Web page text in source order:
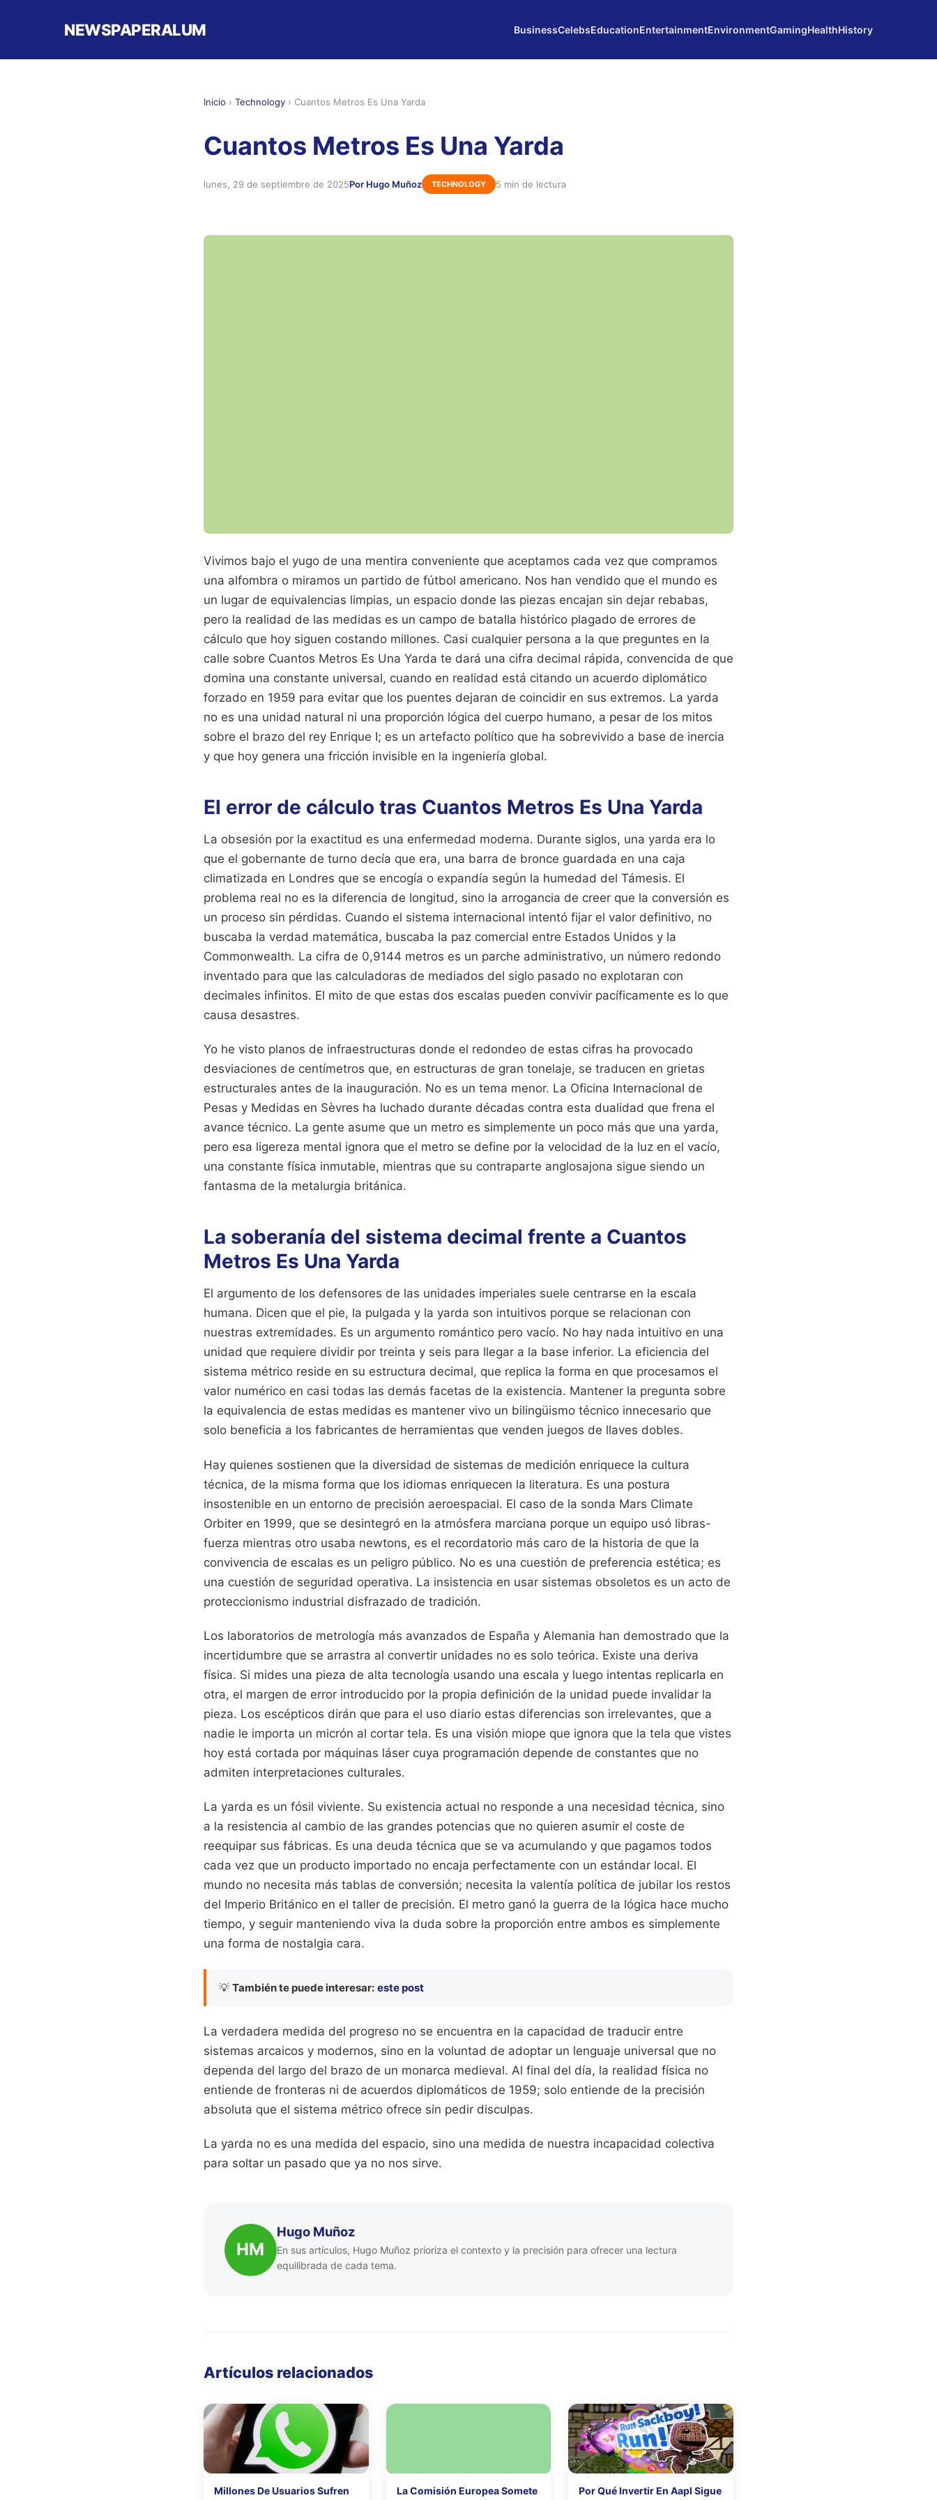
NEWSPAPERALUM BusinessCelebsEducationEntertainmentEnvironmentGamingHealthHistory
Inicio › Technology › Cuantos Metros Es Una Yarda
Cuantos Metros Es Una Yarda
lunes, 29 de septiembre de 2025Por Hugo Muñoz TECHNOLOGY 5 min de lectura
Vivimos bajo el yugo de una mentira conveniente que aceptamos cada vez que compramos
una alfombra o miramos un partido de fútbol americano. Nos han vendido que el mundo es
un lugar de equivalencias limpias, un espacio donde las piezas encajan sin dejar rebabas,
pero la realidad de las medidas es un campo de batalla histórico plagado de errores de
cálculo que hoy siguen costando millones. Casi cualquier persona a la que preguntes en la
calle sobre Cuantos Metros Es Una Yarda te dará una cifra decimal rápida, convencida de que
domina una constante universal, cuando en realidad está citando un acuerdo diplomático
forzado en 1959 para evitar que los puentes dejaran de coincidir en sus extremos. La yarda
no es una unidad natural ni una proporción lógica del cuerpo humano, a pesar de los mitos
sobre el brazo del rey Enrique I; es un artefacto político que ha sobrevivido a base de inercia
y que hoy genera una fricción invisible en la ingeniería global.
El error de cálculo tras Cuantos Metros Es Una Yarda
La obsesión por la exactitud es una enfermedad moderna. Durante siglos, una yarda era lo
que el gobernante de turno decía que era, una barra de bronce guardada en una caja
climatizada en Londres que se encogía o expandía según la humedad del Támesis. El
problema real no es la diferencia de longitud, sino la arrogancia de creer que la conversión es
un proceso sin pérdidas. Cuando el sistema internacional intentó fijar el valor definitivo, no
buscaba la verdad matemática, buscaba la paz comercial entre Estados Unidos y la
Commonwealth. La cifra de 0,9144 metros es un parche administrativo, un número redondo
inventado para que las calculadoras de mediados del siglo pasado no explotaran con
decimales infinitos. El mito de que estas dos escalas pueden convivir pacíficamente es lo que
causa desastres.
Yo he visto planos de infraestructuras donde el redondeo de estas cifras ha provocado
desviaciones de centímetros que, en estructuras de gran tonelaje, se traducen en grietas
estructurales antes de la inauguración. No es un tema menor. La Oficina Internacional de
Pesas y Medidas en Sèvres ha luchado durante décadas contra esta dualidad que frena el
avance técnico. La gente asume que un metro es simplemente un poco más que una yarda,
pero esa ligereza mental ignora que el metro se define por la velocidad de la luz en el vacío,
una constante física inmutable, mientras que su contraparte anglosajona sigue siendo un
fantasma de la metalurgia británica.
La soberanía del sistema decimal frente a Cuantos
Metros Es Una Yarda
El argumento de los defensores de las unidades imperiales suele centrarse en la escala
humana. Dicen que el pie, la pulgada y la yarda son intuitivos porque se relacionan con
nuestras extremidades. Es un argumento romántico pero vacío. No hay nada intuitivo en una
unidad que requiere dividir por treinta y seis para llegar a la base inferior. La eficiencia del
sistema métrico reside en su estructura decimal, que replica la forma en que procesamos el
valor numérico en casi todas las demás facetas de la existencia. Mantener la pregunta sobre
la equivalencia de estas medidas es mantener vivo un bilingüismo técnico innecesario que
solo beneficia a los fabricantes de herramientas que venden juegos de llaves dobles.
Hay quienes sostienen que la diversidad de sistemas de medición enriquece la cultura
técnica, de la misma forma que los idiomas enriquecen la literatura. Es una postura
insostenible en un entorno de precisión aeroespacial. El caso de la sonda Mars Climate
Orbiter en 1999, que se desintegró en la atmósfera marciana porque un equipo usó libras-
fuerza mientras otro usaba newtons, es el recordatorio más caro de la historia de que la
convivencia de escalas es un peligro público. No es una cuestión de preferencia estética; es
una cuestión de seguridad operativa. La insistencia en usar sistemas obsoletos es un acto de
proteccionismo industrial disfrazado de tradición.
Los laboratorios de metrología más avanzados de España y Alemania han demostrado que la
incertidumbre que se arrastra al convertir unidades no es solo teórica. Existe una deriva
física. Si mides una pieza de alta tecnología usando una escala y luego intentas replicarla en
otra, el margen de error introducido por la propia definición de la unidad puede invalidar la
pieza. Los escépticos dirán que para el uso diario estas diferencias son irrelevantes, que a
nadie le importa un micrón al cortar tela. Es una visión miope que ignora que la tela que vistes
hoy está cortada por máquinas láser cuya programación depende de constantes que no
admiten interpretaciones culturales.
La yarda es un fósil viviente. Su existencia actual no responde a una necesidad técnica, sino
a la resistencia al cambio de las grandes potencias que no quieren asumir el coste de
reequipar sus fábricas. Es una deuda técnica que se va acumulando y que pagamos todos
cada vez que un producto importado no encaja perfectamente con un estándar local. El
mundo no necesita más tablas de conversión; necesita la valentía política de jubilar los restos
del Imperio Británico en el taller de precisión. El metro ganó la guerra de la lógica hace mucho
tiempo, y seguir manteniendo viva la duda sobre la proporción entre ambos es simplemente
una forma de nostalgia cara.
💡 También te puede interesar: este post
La verdadera medida del progreso no se encuentra en la capacidad de traducir entre
sistemas arcaicos y modernos, sino en la voluntad de adoptar un lenguaje universal que no
dependa del largo del brazo de un monarca medieval. Al final del día, la realidad física no
entiende de fronteras ni de acuerdos diplomáticos de 1959; solo entiende de la precisión
absoluta que el sistema métrico ofrece sin pedir disculpas.
La yarda no es una medida del espacio, sino una medida de nuestra incapacidad colectiva
para soltar un pasado que ya no nos sirve.
HM
Hugo Muñoz
En sus artículos, Hugo Muñoz prioriza el contexto y la precisión para ofrecer una lectura
equilibrada de cada tema.
Artículos relacionados
Millones De Usuarios Sufren
La Comisión Europea Somete
Por Qué Invertir En Aapl Sigue